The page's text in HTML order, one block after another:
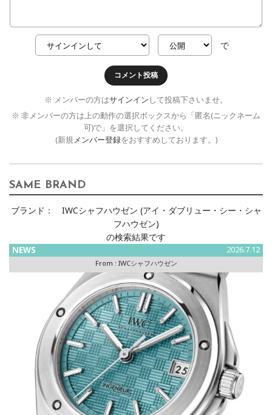
で
コメント投稿
※ メンバーの方はサインイン して投稿下さいませ。
※ 非メンバーの方は上の動作の選択ボックスから「匿名(ニックネーム
可)で」を選択してください。
(新規メンバー登録をおすすめしております。)
SAME BRAND
ブランド：
IWCシャフハウゼン (アイ・ダブリュー・シー・シャ
フハウゼン)
の検索結果です
NEWS 2026.7.12
From : IWCシャフハウゼン